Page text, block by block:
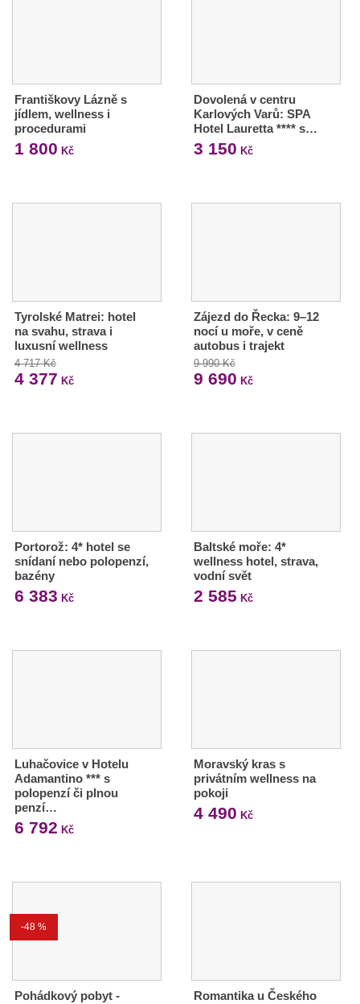
Františkovy Lázně s
jídlem, wellness i
procedurami
1 800 Kč
Dovolená v centru
Karlových Varů: SPA
Hotel Lauretta **** s…
3 150 Kč
Tyrolské Matrei: hotel
na svahu, strava i
luxusní wellness
4 717 Kč
4 377 Kč
Zájezd do Řecka: 9–12
nocí u moře, v ceně
autobus i trajekt
9 990 Kč
9 690 Kč
Portorož: 4* hotel se
snídaní nebo polopenzí,
bazény
6 383 Kč
Baltské moře: 4*
wellness hotel, strava,
vodní svět
2 585 Kč
Luhačovice v Hotelu
Adamantino *** s
polopenzí či plnou
penzí…
6 792 Kč
Moravský kras s
privátním wellness na
pokoji
4 490 Kč
-48 %
Pohádkový pobyt -
Romantika u Českého